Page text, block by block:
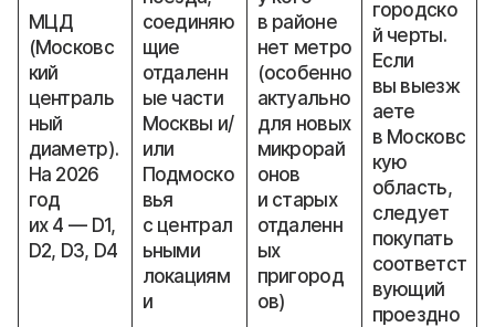
МЦД
(Московс
кий
централь
ный
диаметр).
На 2026
год
их 4 — D1,
D2, D3, D4
соединяю
щие
отдаленн
ые части
Москвы и/
или
Подмоско
вья
с централ
ьными
локациям
и
в районе
нет метро
(особенно
актуально
для новых
микрорай
онов
и старых
отдаленн
ых
пригород
ов)
городско
й черты.
Если
вы выезж
аете
в Московс
кую
область,
следует
покупать
соответст
вующий
проездно